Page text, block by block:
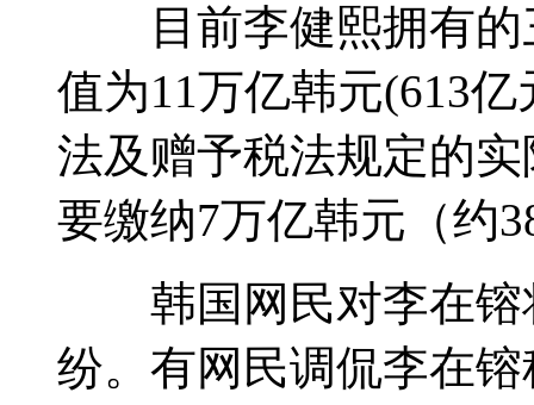
目前李健熙拥有的
值为11万亿韩元(613
法及赠予税法规定的
要缴纳7万亿韩元（约
韩国网民对李在镕
纷。有网民调侃李在